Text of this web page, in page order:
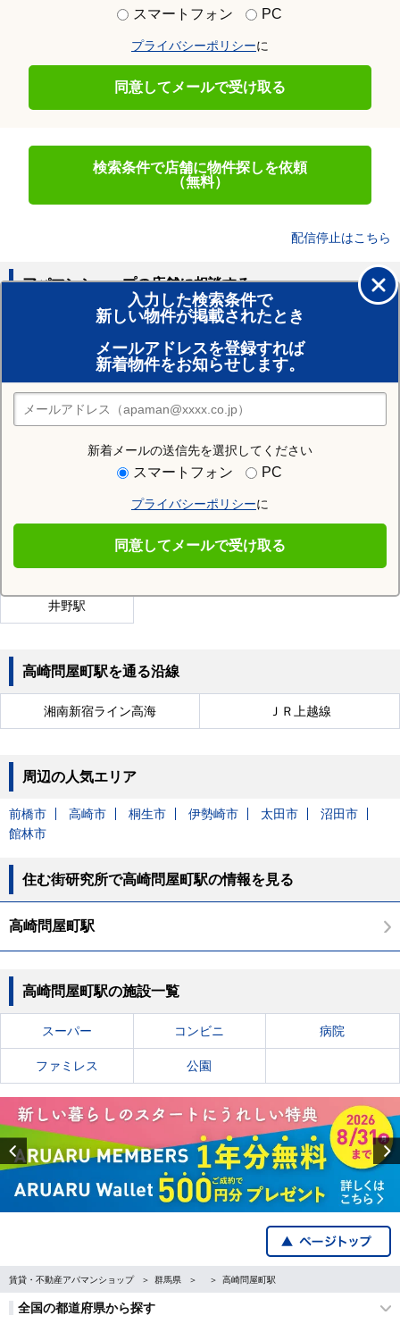
スマートフォン PC
プライバシーポリシーに
同意してメールで受け取る
検索条件で店舗に物件探しを依頼
（無料）
配信停止はこちら
入力した検索条件で
新しい物件が掲載されたとき
メールアドレスを登録すれば
新着物件をお知らせします。
新着メールの送信先を選択してください
スマートフォン PC
プライバシーポリシーに
同意してメールで受け取る
アパマンショップの店舗に相談する
賃貸のプロがお部屋探し！
おまかせ物件リクエスト
住みたい街の店舗を探す
店舗検索
馬庭駅
山名駅 高崎商科大学前駅 西山名駅
井野駅
高崎問屋町駅を通る沿線
湘南新宿ライン高海 ＪＲ上越線
周辺の人気エリア
前橋市 高崎市 桐生市 伊勢崎市 太田市
沼田市
館林市
住む街研究所で高崎問屋町駅の情報を見る
高崎問屋町駅
高崎問屋町駅の施設一覧
スーパー コンビニ 病院
ファミレス 公園
Previous
賃貸・不動産アパマンショップ 群馬県 高崎問屋町駅
全国の都道府県から探す